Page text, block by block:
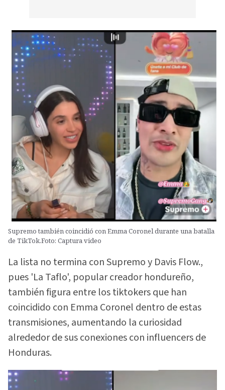
Supremo también coincidió con Emma Coronel durante una batalla
de TikTok.Foto: Captura video
La lista no termina con Supremo y Davis Flow.,
pues 'La Taflo', popular creador hondureño,
también figura entre los tiktokers que han
coincidido con Emma Coronel dentro de estas
transmisiones, aumentando la curiosidad
alrededor de sus conexiones con influencers de
Honduras.